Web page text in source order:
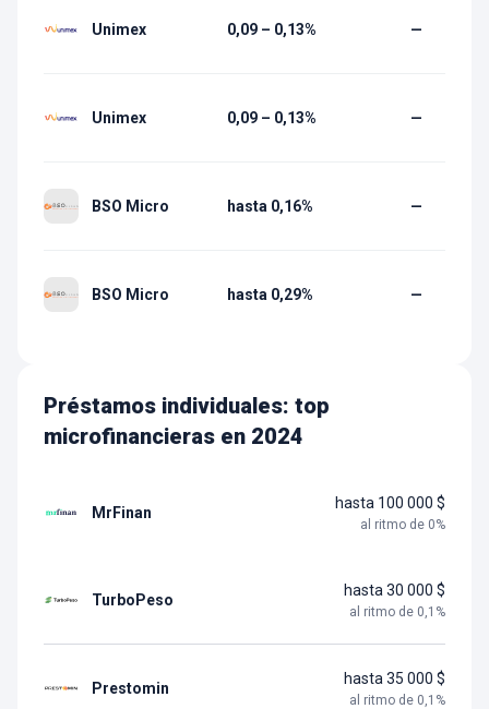
Unimex 0,09 – 0,13% —
Unimex 0,09 – 0,13% —
BSO Micro hasta 0,16% —
BSO Micro hasta 0,29% —
Préstamos individuales: top
microfinancieras en 2024
MrFinan
hasta 100 000 $
al ritmo de 0%
TurboPeso
hasta 30 000 $
al ritmo de 0,1 %
Prestomin
hasta 35 000 $
al ritmo de 0,1 %